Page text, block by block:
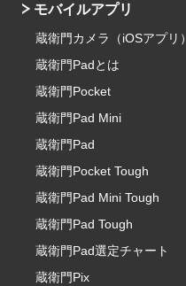
モバイルアプリ
蔵衛門カメラ（iOSアプリ）
蔵衛門Padとは
蔵衛門Pocket
蔵衛門Pad Mini
蔵衛門Pad
蔵衛門Pocket Tough
蔵衛門Pad Mini Tough
蔵衛門Pad Tough
蔵衛門Pad選定チャート
蔵衛門Pix